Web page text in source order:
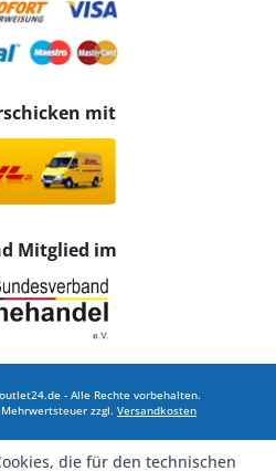
mit
Mitglied im
- Alle Rechte vorbehalten.
zzgl. Versandkosten
die für den technischen